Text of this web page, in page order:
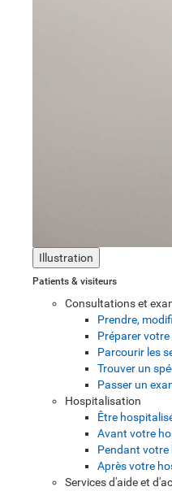
Illustration
Patients & visiteurs
Consultations et
Prendre,
Préparer
Parcourir les
Trouver un
Passer un
Hospitalisation
Être
Avant votre
Pendant
Après votre
Services d'aide et